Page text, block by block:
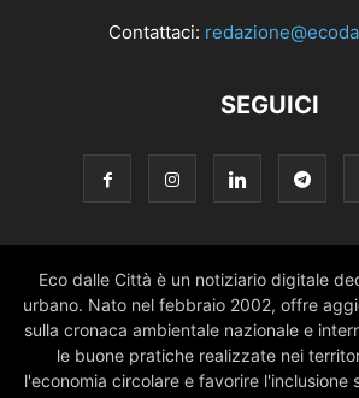
Contattaci:
SEGUICI
Eco dalle Città è un notiziario digitale
urbano. Nato nel febbraio 2002, offre
sulla cronaca ambientale nazionale e
le buone pratiche realizzate nei
l'economia circolare e favorire l'inclusione